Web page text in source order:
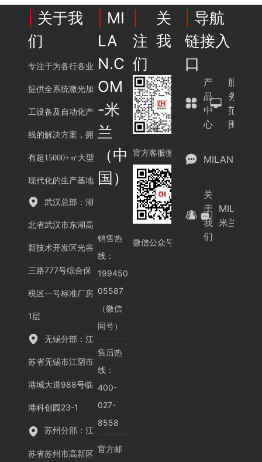
关于我
们
专注于为各行各业
提供全系统激光加
工设备及自动化产
线的解决方案，拥
有超15000+㎡大型
现代化的生产基地
武汉总部：湖
北省武汉市东湖高
新技术开发区光谷
三路777号综合保
税区一号标准厂房
1层
无锡分部：江
苏省无锡市江阴市
港城大道988号临
港科创园23-1
苏州分部：江
苏省苏州市高新区
MI
LA
N.C
OM
-米
兰
（中
国）
销售热
线：
199450
05587
（微信
同号）
售后热
线：
400-
027-
8558
官方邮
关
注我
们
官方客服微信
微信公众号
导航
链接入
口
产
品
中
心
服
务
范
围
MILAN.COM
关
于
我
们
米兰（中